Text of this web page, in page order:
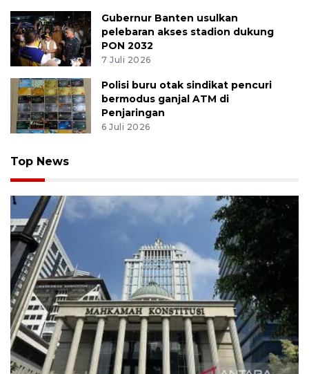
Gubernur Banten usulkan
pelebaran akses stadion dukung
PON 2032
7 Juli 2026
Polisi buru otak sindikat pencuri
bermodus ganjal ATM di
Penjaringan
6 Juli 2026
Top News